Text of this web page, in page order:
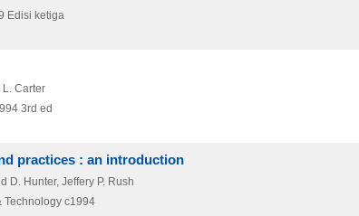
Edisi ketiga
L. Carter
3rd ed
practices : an introduction
D. Hunter, Jeffery P. Rush
Technology c1994